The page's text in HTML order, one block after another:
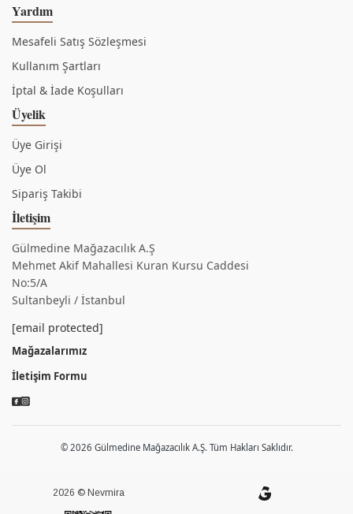
Yardım
Mesafeli Satış Sözleşmesi
Kullanım Şartları
İptal & İade Koşulları
Üyelik
Üye Girişi
Üye Ol
Sipariş Takibi
İletişim
Gülmedine Mağazacılık A.Ş
Mehmet Akif Mahallesi Kuran Kursu Caddesi
No:5/A
Sultanbeyli / İstanbul
[email protected]
Mağazalarımız
İletişim Formu
© 2026 Gülmedine Mağazacılık A.Ş. Tüm Hakları Saklıdır.
2026 © Nevmira